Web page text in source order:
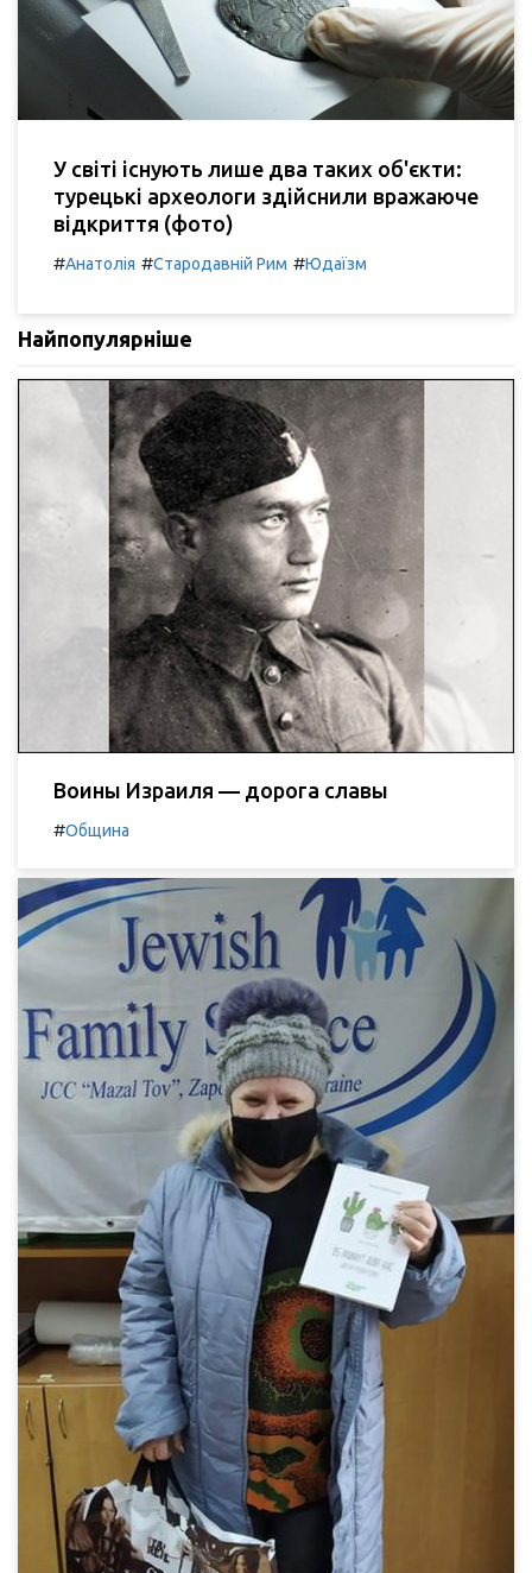
У світі існують лише два таких об'єкти:
турецькі археологи здійснили вражаюче
відкриття (фото)
#Анатолія #Стародавній Рим #Юдаїзм
Найпопулярніше
Воины Израиля — дорога славы
#Община